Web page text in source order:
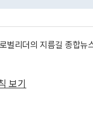
벌리더의 지름길 종합
보기